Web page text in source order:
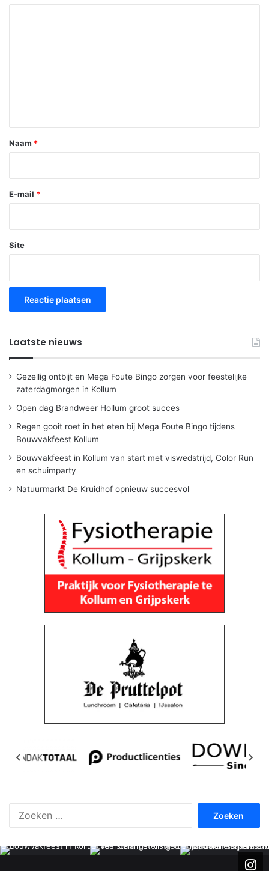
*
Naam *
E-mail *
Site
Laatste nieuws
Gezellig ontbijt en Mega Foute Bingo zorgen voor feestelijke
zaterdagmorgen in Kollum
Open dag Brandweer Hollum groot succes
Regen gooit roet in het eten bij Mega Foute Bingo tijdens
Bouwvakfeest Kollum
Bouwvakfeest in Kollum van start met viswedstrijd, Color Run
en schuimparty
Natuurmarkt De Kruidhof opnieuw succesvol